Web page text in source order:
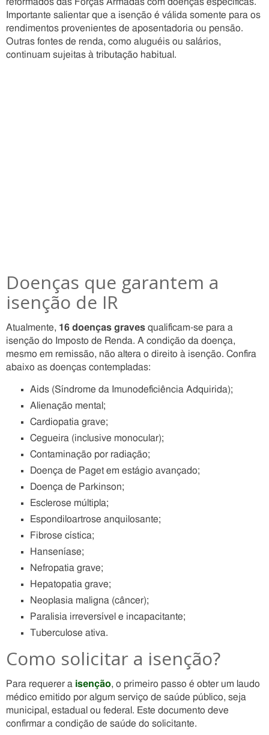
Importante salientar que a isenção é válida somente para os
rendimentos provenientes de aposentadoria ou pensão.
Outras fontes de renda, como aluguéis ou salários,
continuam sujeitas à tributação habitual.
Doenças que garantem a
isenção de IR
Atualmente, 16 doenças graves qualificam-se para a
isenção do Imposto de Renda. A condição da doença,
mesmo em remissão, não altera o direito à isenção. Confira
abaixo as doenças contempladas:
Aids (Síndrome da Imunodeficiência Adquirida);
Alienação mental;
Cardiopatia grave;
Cegueira (inclusive monocular);
Contaminação por radiação;
Doença de Paget em estágio avançado;
Doença de Parkinson;
Esclerose múltipla;
Espondiloartrose anquilosante;
Fibrose cística;
Hanseníase;
Nefropatia grave;
Hepatopatia grave;
Neoplasia maligna (câncer);
Paralisia irreversível e incapacitante;
Tuberculose ativa.
Como solicitar a isenção?
Para requerer a isenção, o primeiro passo é obter um laudo
médico emitido por algum serviço de saúde público, seja
municipal, estadual ou federal. Este documento deve
confirmar a condição de saúde do solicitante.